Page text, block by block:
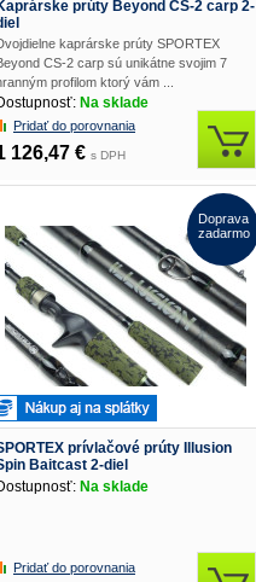
prúty Beyond CS-2 carp 2-
kaprárske prúty SPORTEX
CS-2 carp sú unikátne svojim 7
profilom ktorý vám ...
Na sklade
Pridať do porovnania
126,47 € s DPH
prívlačové prúty Illusion
Baitcast 2-diel
Na sklade
Pridať do porovnania
Doprava
zadarmo